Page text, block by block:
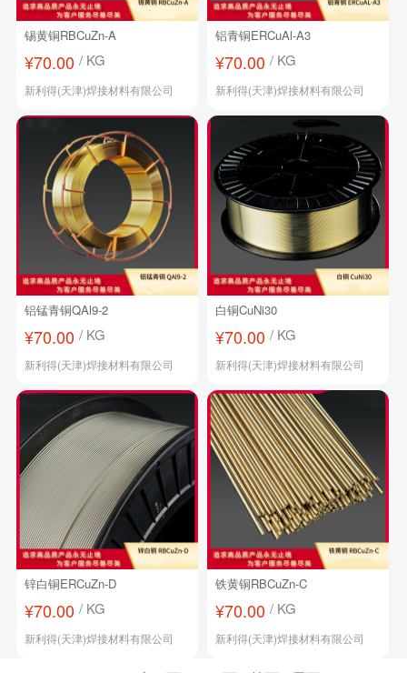
锡黄铜RBCuZn-A
¥70.00 / KG
新利得(天津)焊接材料有限公司
铝青铜ERCuAl-A3
¥70.00 / KG
新利得(天津)焊接材料有限公司
铝锰青铜QAl9-2
¥70.00 / KG
新利得(天津)焊接材料有限公司
白铜CuNi30
¥70.00 / KG
新利得(天津)焊接材料有限公司
锌白铜ERCuZn-D
¥70.00 / KG
新利得(天津)焊接材料有限公司
铁黄铜RBCuZn-C
¥70.00 / KG
新利得(天津)焊接材料有限公司